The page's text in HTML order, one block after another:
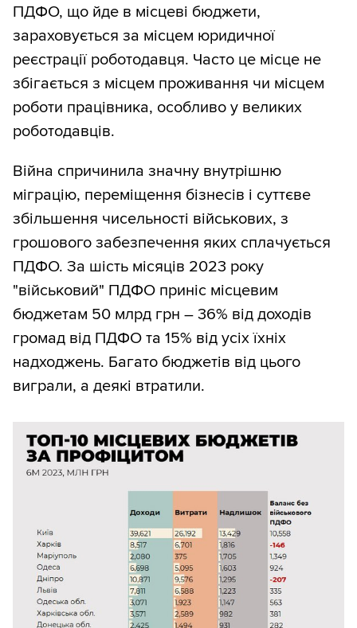
ПДФО, що йде в місцеві бюджети,
зараховується за місцем юридичної
реєстрації роботодавця. Часто це місце не
збігається з місцем проживання чи місцем
роботи працівника, особливо у великих
роботодавців.
Війна спричинила значну внутрішню
міграцію, переміщення бізнесів і суттєве
збільшення чисельності військових, з
грошового забезпечення яких сплачується
ПДФО. За шість місяців 2023 року
"військовий" ПДФО приніс місцевим
бюджетам 50 млрд грн – 36% від доходів
громад від ПДФО та 15% від усіх їхніх
надходжень. Багато бюджетів від цього
виграли, а деякі втратили.